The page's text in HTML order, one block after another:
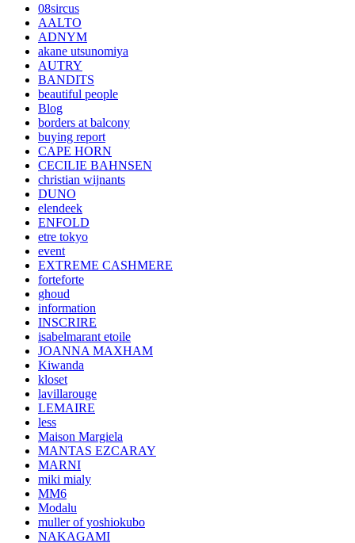
08sircus
AALTO
ADNYM
akane utsunomiya
AUTRY
BANDITS
beautiful people
Blog
borders at balcony
buying report
CAPE HORN
CECILIE BAHNSEN
christian wijnants
DUNO
elendeek
ENFOLD
etre tokyo
event
EXTREME CASHMERE
forteforte
ghoud
information
INSCRIRE
isabelmarant etoile
JOANNA MAXHAM
Kiwanda
kloset
lavillarouge
LEMAIRE
less
Maison Margiela
MANTAS EZCARAY
MARNI
miki mialy
MM6
Modalu
muller of yoshiokubo
NAKAGAMI